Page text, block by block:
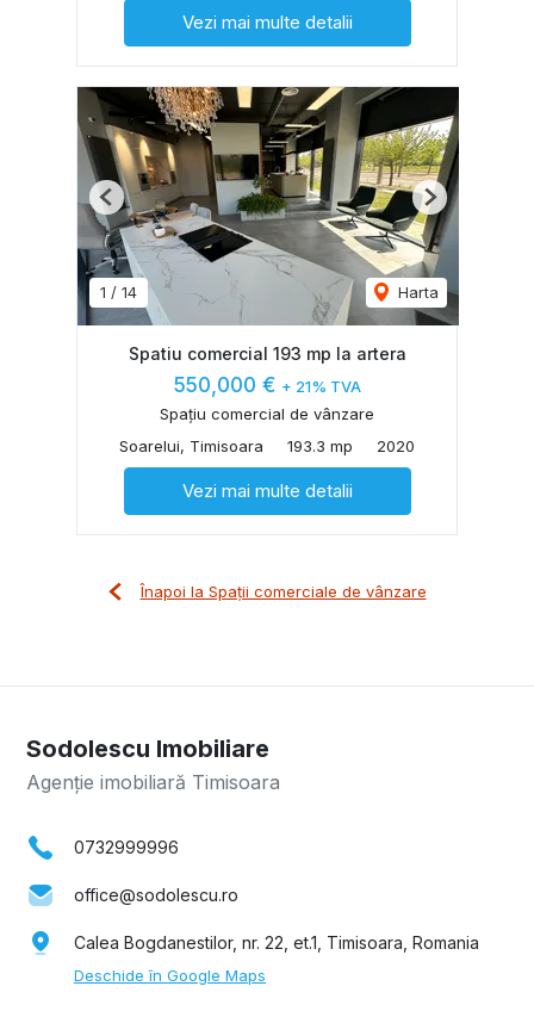
Vezi mai multe detalii
1 / 14 Harta
Previous Next
Spatiu comercial 193 mp la artera
550,000 € + 21% TVA
Spațiu comercial de vânzare
Soarelui, Timisoara
193.3 mp 2020
Vezi mai multe detalii
Înapoi la Spații comerciale de vânzare
Sodolescu Imobiliare
Agenție imobiliară Timisoara
0732999996
office@sodolescu.ro
Calea Bogdanestilor, nr. 22, et.1, Timisoara, Romania
Deschide în Google Maps